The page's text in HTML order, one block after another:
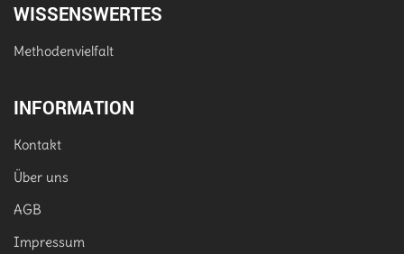
WISSENSWERTES
Methodenvielfalt
INFORMATION
Kontakt
Über uns
AGB
Impressum